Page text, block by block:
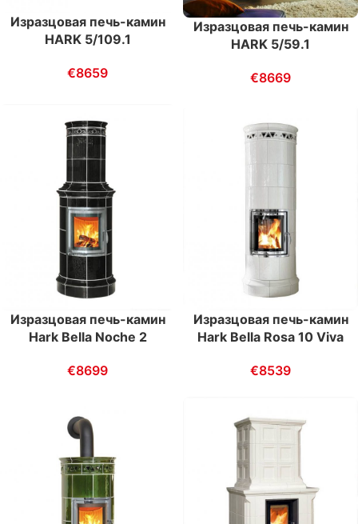
Изразцовая печь-камин
HARK 5/109.1
€8659
Изразцовая печь-камин
HARK 5/59.1
€8669
Изразцовая печь-камин
Hark Bella Noche 2
€8699
Изразцовая печь-камин
Hark Bella Rosa 10 Viva
€8539